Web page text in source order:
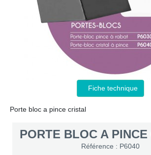
Fiche technique
Porte bloc a pince cristal
PORTE BLOC A PINCE
Référence : P6040